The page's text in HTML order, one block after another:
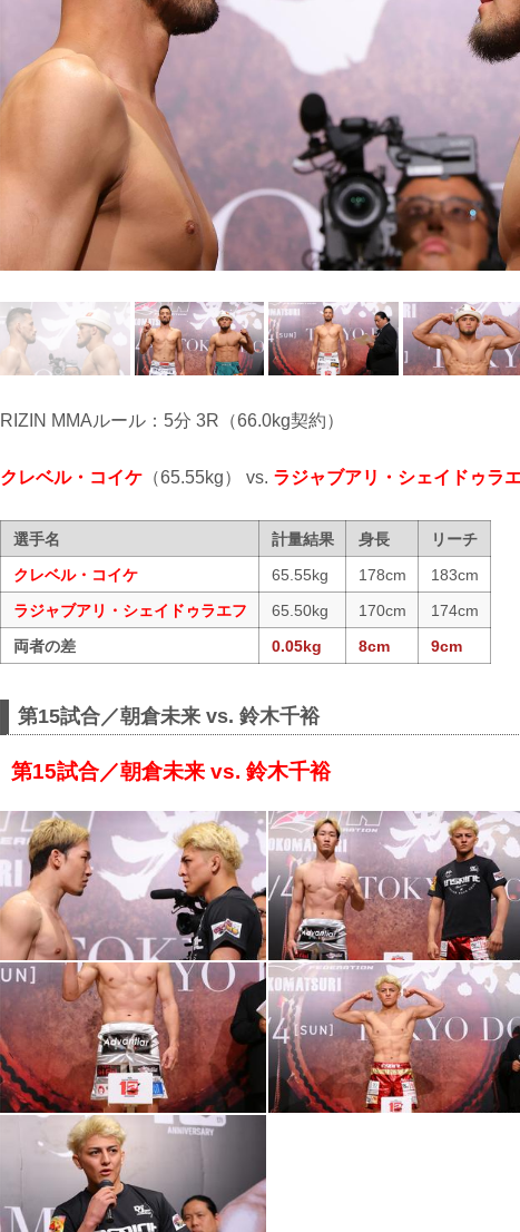
RIZIN MMAルール：5分 3R（66.0kg契約）
クレベル・コイケ （65.55kg） vs. ラジャブアリ・シェイドゥラ
選手名 計量結果 身長
リーチ
クレベル・コイケ
65.55kg 178cm
183cm
ラジャブアリ・シェイドゥラエフ
65.50kg 170cm
174cm
両者の差
0.05kg 8cm 9cm
第15試合／朝倉未来 vs. 鈴木千裕
第15試合／朝倉未来 vs. 鈴木千裕